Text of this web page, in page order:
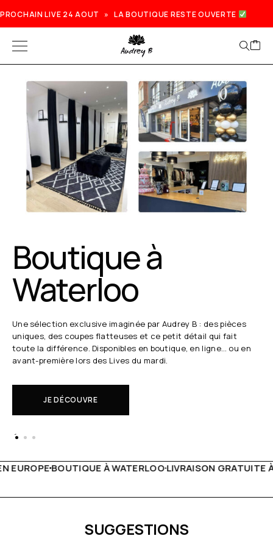
PROCHAIN LIVE 24 AOUT » LA BOUTIQUE RESTE OUVERTE
Boutique à
Waterloo
Une sélection exclusive imaginée par Audrey B : des pièces
uniques, des coupes flatteuses et ce petit détail qui fait
toute la différence. Disponibles en boutique, en ligne… ou en
avant-première lors des Lives du mardi.
JE DÉCOUVRE
LIVRAISON GRATUITE À PARTIR DE 150€ LIVE
SUGGESTIONS